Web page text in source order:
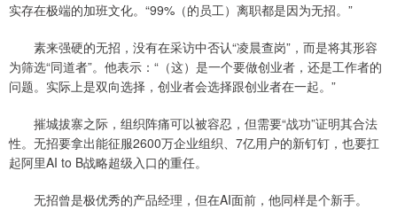
实存在极端的加班文化。“99%（的员工）离职都是因为无招。”
素来强硬的无招，没有在采访中否认“凌晨查岗”，而是将其形容
为筛选“同道者”。他表示：“（这）是一个要做创业者，还是工作者的
问题。实际上是双向选择，创业者会选择跟创业者在一起。”
摧城拔寨之际，组织阵痛可以被容忍，但需要“战功”证明其合法
性。无招要拿出能征服2600万企业组织、7亿用户的新钉钉，也要扛
起阿里AI to B战略超级入口的重任。
无招曾是极优秀的产品经理，但在AI面前，他同样是个新手。